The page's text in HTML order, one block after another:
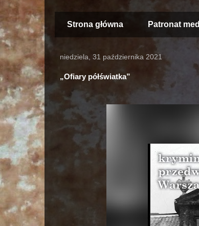
Strona główna Patronat
niedziela, 31 października 2021
„Ofiary półświatka”